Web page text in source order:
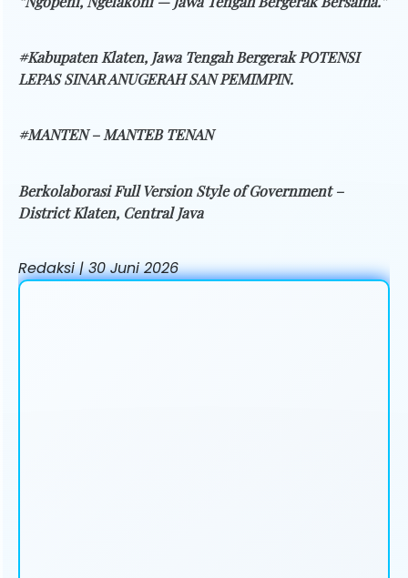
#Kabupaten Klaten, Jawa Tengah Bergerak POTENSI
LEPAS SINAR ANUGERAH SAN PEMIMPIN.
#MANTEN – MANTEB TENAN
Berkolaborasi Full Version Style of Government –
District Klaten, Central Java
Redaksi | 30 Juni 2026